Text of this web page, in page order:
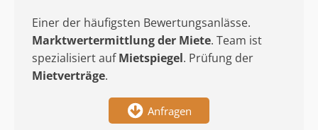
Einer der häufigsten Bewertungsanlässe.
Marktwertermittlungder Miete. Team ist
spezialisiert aufMietspiegel. Prüfung der
Mietverträge.
Anfragen